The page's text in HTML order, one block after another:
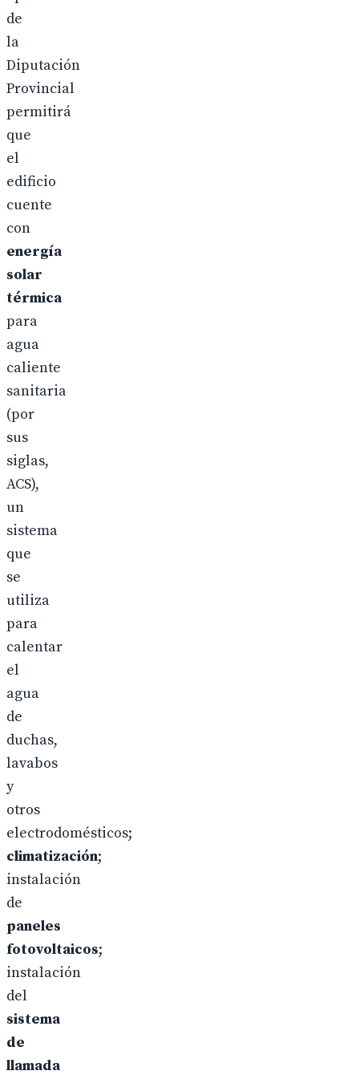
de
la
Diputación
Provincial
permitirá
que
el
edificio
cuente
con
energía
solar
térmica
para
agua
caliente
sanitaria
(por
sus
siglas,
ACS),
un
sistema
que
se
utiliza
para
calentar
el
agua
de
duchas,
lavabos
y
otros
electrodomésticos;
climatización;
instalación
de
paneles
fotovoltaicos;
instalación
del
sistema
de
llamada